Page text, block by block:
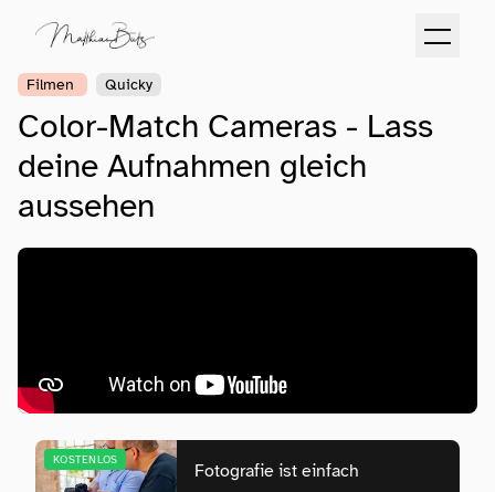
Filmen Quicky
Color-Match Cameras - Lass
deine Aufnahmen gleich
aussehen
KOSTENLOS
Fotografie ist einfach